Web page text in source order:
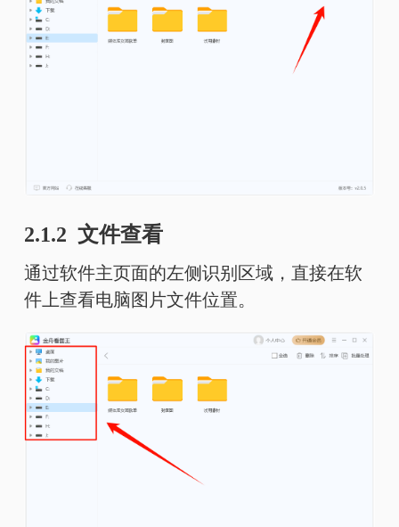
2.1.2 文件查看
通过软件主页面的左侧识别区域，直接在软
件上查看电脑图片文件位置。